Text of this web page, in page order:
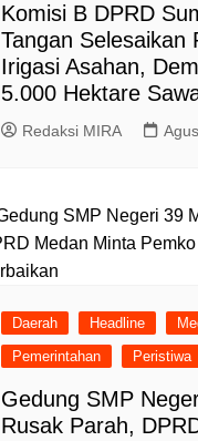
Komisi B DPRD
Tangan Selesaikan
Irigasi Asahan,
5.000 Hektare
Redaksi MIRA
Daerah Headline
Pemerintahan
Peristiwa
Gedung SMP
Rusak Parah,